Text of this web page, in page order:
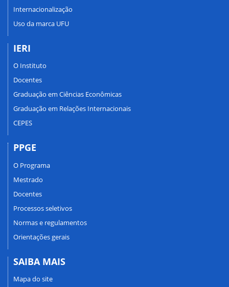
Internacionalização
Uso da marca UFU
IERI
O Instituto
Docentes
Graduação em Ciências Econômicas
Graduação em Relações Internacionais
CEPES
PPGE
O Programa
Mestrado
Docentes
Processos seletivos
Normas e regulamentos
Orientações gerais
SAIBA MAIS
Mapa do site